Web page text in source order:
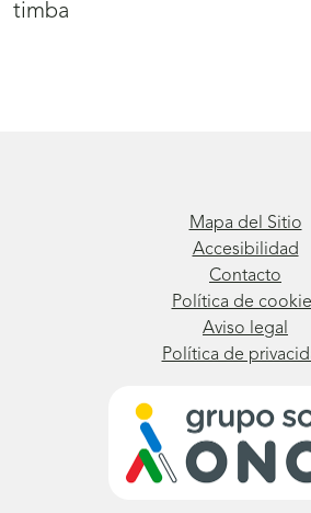
timba
Mapa del Sitio
Accesibilidad
Contacto
Política de
Aviso legal
Política de